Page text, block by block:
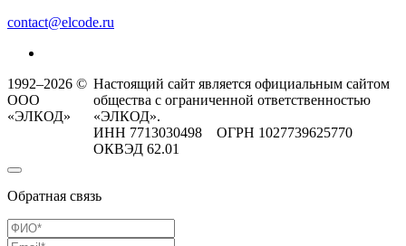
contact@elcode.ru
1992–2026 ©
ООО
«ЭЛКОД»
Настоящий сайт является официальным сайтом
общества с ограниченной ответственностью
«ЭЛКОД».
ИНН 7713030498 ОГРН 1027739625770
ОКВЭД 62.01
Обратная связь